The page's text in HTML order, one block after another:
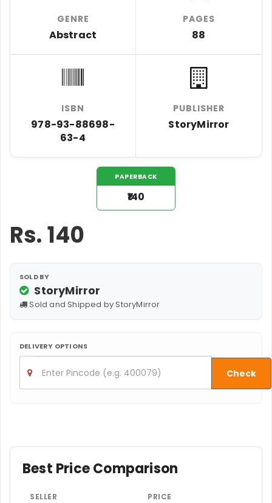
GENRE
Abstract
PAGES
88
ISBN
978-93-88698-
63-4
PUBLISHER
StoryMirror
PAPERBACK
₹140
Rs.140
SOLD BY
StoryMirror
Sold and Shipped by StoryMirror
DELIVERY OPTIONS
Check
Best Price Comparison
SELLER PRICE